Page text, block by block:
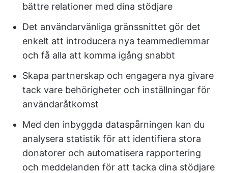
bättre relationer med dina stödjare
Det användarvänliga gränssnittet gör det
enkelt att introducera nya teammedlemmar
och få alla att komma igång snabbt
Skapa partnerskap och engagera nya givare
tack vare behörigheter och inställningar för
användaråtkomst
Med den inbyggda dataspårningen kan du
analysera statistik för att identifiera stora
donatorer och automatisera rapportering
och meddelanden för att tacka dina stödjare